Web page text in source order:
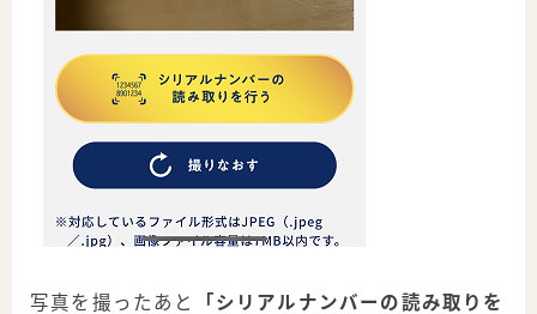
写真を撮ったあと
「シリアルナンバーの読み取りを